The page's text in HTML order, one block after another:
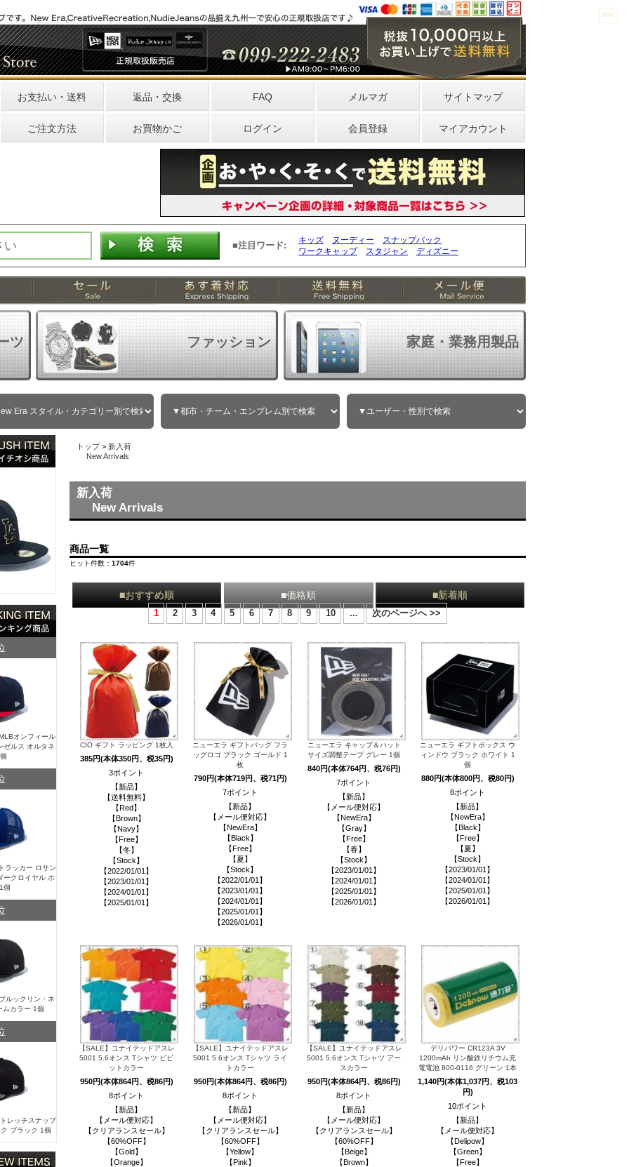
お支払い・送料 返品・交換 FAQ メルマガ サイトマップ
ご注文方法 お買物かご ログイン 会員登録 マイアカウント
■注目ワード: キッズ ヌーディー
スナップバック
ワークキャップ
スタジャン ディズニー
ツ ファッション 家庭・業務用製品
オンフィール
ゼルス オルタネ
ラッカー ロサン
ークロイヤル ホ
個
ルックリン・ネ
ムカラー 1個
レッチスナップ
ブラック 1個
トップ> 新入荷
New Arrivals
新入荷
New Arrivals
商品一覧
ヒット件数： 1704件
■おすすめ順 ■価格順 ■新着順
1 2 3 4 5 6 7 8 9 10 ... 次のページへ >>
CIO ギフト ラッピング 1枚入
385円(本体350円、税35円)
3ポイント
【新品】
【送料無料】
【Red】
【Brown】
【Navy】
【Free】
【冬】
【Stock】
【2022/01/01】
【2023/01/01】
【2024/01/01】
【2025/01/01】
ニューエラ ギフトバッグ フラ
ッグロゴ ブラック ゴールド 1
枚
790円(本体719円、税71円)
7ポイント
【新品】
【メール便対応】
【NewEra】
【Black】
【Free】
【夏】
【Stock】
【2022/01/01】
【2023/01/01】
【2024/01/01】
【2025/01/01】
【2026/01/01】
ニューエラ キャップ＆ハット
サイズ調整テープ グレー 1個
840円(本体764円、税76円)
7ポイント
【新品】
【メール便対応】
【NewEra】
【Gray】
【Free】
【春】
【Stock】
【2023/01/01】
【2024/01/01】
【2025/01/01】
【2026/01/01】
ニューエラ ギフトボックス ウ
ィンドウ ブラック ホワイト 1
個
880円(本体800円、税80円)
8ポイント
【新品】
【NewEra】
【Black】
【Free】
【夏】
【Stock】
【2023/01/01】
【2024/01/01】
【2025/01/01】
【2026/01/01】
【SALE】ユナイテッドアスレ
5001 5.6オンス Tシャツ ビビ
ットカラー
950円(本体864円、税86円)
8ポイント
【新品】
【メール便対応】
【クリアランスセール】
【60%OFF】
【Gold】
【Orange】
【SALE】ユナイテッドアスレ
5001 5.6オンス Tシャツ ライ
トカラー
950円(本体864円、税86円)
8ポイント
【新品】
【メール便対応】
【クリアランスセール】
【60%OFF】
【Yellow】
【Pink】
【SALE】ユナイテッドアスレ
5001 5.6オンス Tシャツ アー
スカラー
950円(本体864円、税86円)
8ポイント
【新品】
【メール便対応】
【クリアランスセール】
【60%OFF】
【Beige】
【Brown】
デリパワー CR123A 3V
1200mAh リン酸鉄リチウム充
電電池 800-0116 グリーン 1本
1,140円(本体1,037円、税103
円)
10ポイント
【新品】
【メール便対応】
【Delipow】
【Green】
【Free】
4件
0件